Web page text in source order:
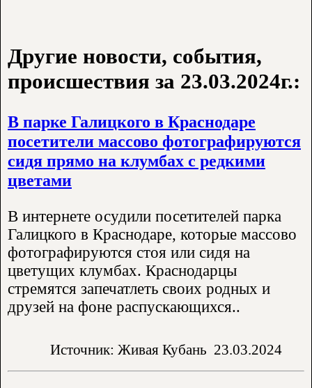
Другие новости, события,
происшествия за 23.03.2024г.:
В парке Галицкого в Краснодаре
посетители массово фотографируются
сидя прямо на клумбах с редкими
цветами
В интернете осудили посетителей парка
Галицкого в Краснодаре, которые массово
фотографируются стоя или сидя на
цветущих клумбах. Краснодарцы
стремятся запечатлеть своих родных и
друзей на фоне распускающихся..
Источник: Живая Кубань 23.03.2024